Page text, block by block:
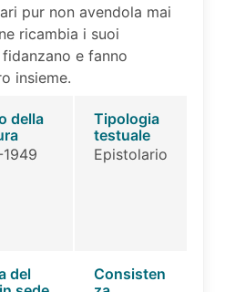
pur non avendola mai
ricambia i suoi
e fanno
insieme.
della
Tipologia
testuale
Epistolario
del
Consisten